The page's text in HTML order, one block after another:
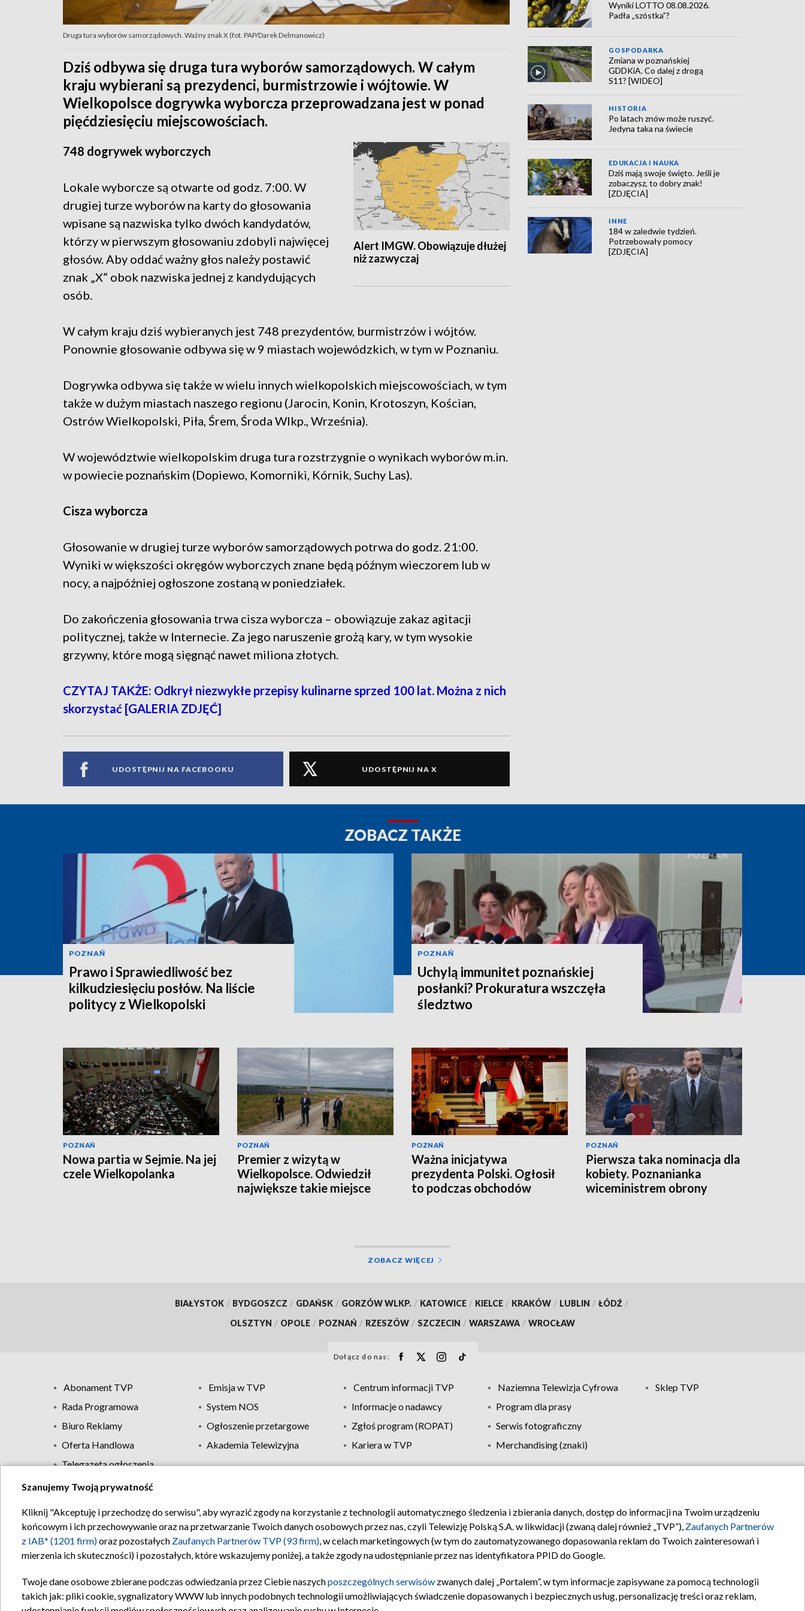
Druga tura wyborów samorządowych. Ważny znak X (fot. PAP/Darek Delmanowicz)
Dziś odbywa się druga tura wyborów samorządowych. W całym
kraju wybierani są prezydenci, burmistrzowie i wójtowie. W
Wielkopolsce dogrywka wyborcza przeprowadzana jest w ponad
pięćdziesięciu miejscowościach.
Alert IMGW. Obowiązuje dłużej
niż zazwyczaj
748 dogrywek wyborczych
Lokale wyborcze są otwarte od godz. 7:00. W
drugiej turze wyborów na karty do głosowania
wpisane są nazwiska tylko dwóch kandydatów,
którzy w pierwszym głosowaniu zdobyli najwięcej
głosów. Aby oddać ważny głos należy postawić
znak „X” obok nazwiska jednej z kandydujących
osób.
W całym kraju dziś wybieranych jest 748 prezydentów, burmistrzów i wójtów.
Ponownie głosowanie odbywa się w 9 miastach wojewódzkich, w tym w Poznaniu.
Dogrywka odbywa się także w wielu innych wielkopolskich miejscowościach, w tym
także w dużym miastach naszego regionu (Jarocin, Konin, Krotoszyn, Kościan,
Ostrów Wielkopolski, Piła, Śrem, Środa Wlkp., Września).
W województwie wielkopolskim druga tura rozstrzygnie o wynikach wyborów m.in.
w powiecie poznańskim (Dopiewo, Komorniki, Kórnik, Suchy Las).
Cisza wyborcza
Głosowanie w drugiej turze wyborów samorządowych potrwa do godz. 21:00.
Wyniki w większości okręgów wyborczych znane będą późnym wieczorem lub w
nocy, a najpóźniej ogłoszone zostaną w poniedziałek.
Do zakończenia głosowania trwa cisza wyborcza – obowiązuje zakaz agitacji
politycznej, także w Internecie. Za jego naruszenie grożą kary, w tym wysokie
grzywny, które mogą sięgnąć nawet miliona złotych.
CZYTAJ TAKŻE: Odkrył niezwykłe przepisy kulinarne sprzed 100 lat. Można z nich
skorzystać [GALERIA ZDJĘĆ]
UDOSTĘPNIJ NA FACEBOOKU UDOSTĘPNIJ NA X
Wyniki LOTTO 08.08.2026.
Padła „szóstka”?
GOSPODARKA
Zmiana w poznańskiej
GDDKiA. Co dalej z drogą
S11? [WIDEO]
HISTORIA
Po latach znów może ruszyć.
Jedyna taka na świecie
EDUKACJA I NAUKA
Dziś mają swoje święto. Jeśli je
zobaczysz, to dobry znak!
[ZDJĘCIA]
INNE
184 w zaledwie tydzień.
Potrzebowały pomocy
[ZDJĘCIA]
ZOBACZ TAKŻE
POZNAŃ
Prawo i Sprawiedliwość bez
kilkudziesięciu posłów. Na liście
politycy z Wielkopolski
POZNAŃ
Uchylą immunitet poznańskiej
posłanki? Prokuratura wszczęła
śledztwo
POZNAŃ
Nowa partia w Sejmie. Na jej
czele Wielkopolanka
POZNAŃ
Premier z wizytą w
Wielkopolsce. Odwiedził
największe takie miejsce
POZNAŃ
Ważna inicjatywa
prezydenta Polski. Ogłosił
to podczas obchodów
POZNAŃ
Pierwsza taka nominacja dla
kobiety. Poznanianka
wiceministrem obrony
ZOBACZ WIĘCEJ
BIAŁYSTOK / BYDGOSZCZ / GDAŃSK / GORZÓW WLKP. / KATOWICE / KIELCE / KRAKÓW / LUBLIN / ŁÓDŹ /
OLSZTYN / OPOLE / POZNAŃ / RZESZÓW / SZCZECIN / WARSZAWA / WROCŁAW
Dołącz do nas:
Abonament TVP Emisja w TVP Centrum informacji TVP Naziemna Telewizja Cyfrowa
Sklep TVP
Rada Programowa
System NOS Informacje o nadawcy
Program dla prasy
Biuro Reklamy
Ogłoszenie przetargowe Zgłoś program (ROPAT)
Serwis fotograficzny
Oferta Handlowa
Akademia Telewizyjna Kariera w TVP
Merchandising (znaki)
Telegazeta ogłoszenia
Regulamin TVP Polityka prywatności Moje zgody Pomoc Biuro reklamy Kontakt
Szanujemy Twoją prywatność
Kliknij "Akceptuję i przechodzę do serwisu", aby wyrazić zgody na korzystanie z technologii automatycznego śledzenia i zbierania danych, dostęp do informacji na Twoim urządzeniu
końcowym i ich przechowywanie oraz na przetwarzanie Twoich danych osobowych przez nas, czyli Telewizję Polską S.A. w likwidacji (zwaną dalej również „TVP”), Zaufanych Partnerów
z IAB* (1201 firm)oraz pozostałych Zaufanych Partnerów TVP (93 firm), w celach marketingowych (w tym do zautomatyzowanego dopasowania reklam do Twoich zainteresowań i
mierzenia ich skuteczności) i pozostałych, które wskazujemy poniżej, a także zgody na udostępnianie przez nas identyfikatora PPID do Google.
Twoje dane osobowe zbierane podczas odwiedzania przez Ciebie naszychposzczególnych serwisów zwanych dalej „Portalem”, w tym informacje zapisywane za pomocą technologii
takich jak: pliki cookie, sygnalizatory WWW lub innych podobnych technologii umożliwiających świadczenie dopasowanych i bezpiecznych usług, personalizację treści oraz reklam,